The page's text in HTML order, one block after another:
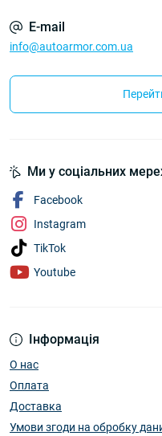
E-mail
info@autoarmor.com.ua
Інформація
О нас
Оплата
Доставка
Умови згоди на обробку
Ми у соціальних
Facebook
Instagram
TikTok
Youtube